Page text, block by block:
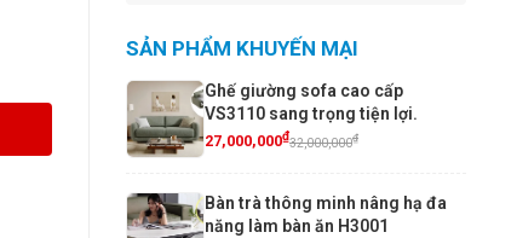
SẢN PHẨM KHUYẾN MẠI
Ghế giường sofa cao cấp
VS3110 sang trọng tiện lợi.
27,000,000₫32,000,000₫
Bàn trà thông minh nâng hạ đa
năng làm bàn ăn H3001